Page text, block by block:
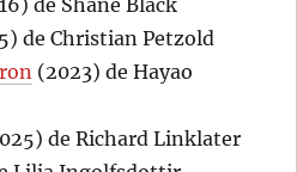
de Shane Black
de Christian Petzold
(2023) de Hayao
de Richard Linklater